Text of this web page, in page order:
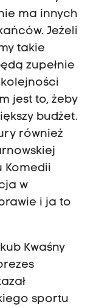
ma innych
Jeżeli
takie
zupełnie
jest to, żeby
budżet.
również
Komedii
w
i ja to
Kwaśny
sportu